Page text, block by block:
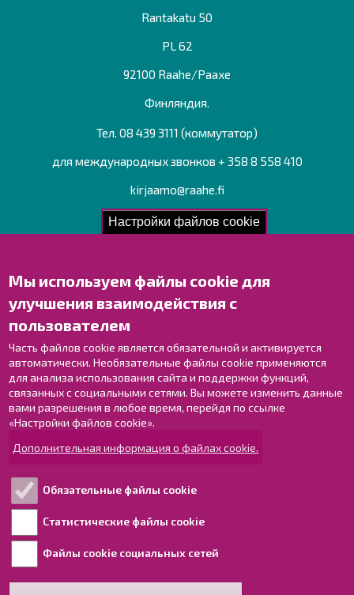
Настройки файлов cookie
Мы используем файлы cookie для
улучшения взаимодействия с
пользователем
Часть файлов cookie является обязательной и активируется
автоматически. Необязательные файлы cookie применяются
для анализа использования сайта и поддержки функций,
связанных с социальными сетями. Вы можете изменить данные
вами разрешения в любое время, перейдя по ссылке
«Настройки файлов cookie».
Дополнительная информация о файлах cookie.
Обязательные файлы cookie
Статистические файлы cookie
Файлы cookie социальных сетей
Rantakatu 50
PL 62
92100 Raahe/Раахе
Финляндия.
Тел. 08 439 3111 (коммутатор)
для международных звонков + 358 8 558 410
kirjaamo@raahe.fi
Рег. номер: 1791817-6
Свяжитесь с нами!
Оставьте отзыв
Контактные данные персонала
Карта с указателями
Раахе в Facebook
Раахе в Instagram
Раахе в YouTube
Ознакомьтесь!
Обработка персональных данных
Информация о доступности для людей с